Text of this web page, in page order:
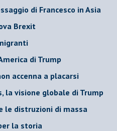
di Francesco in Asia
Brexit
di Trump
accenna a placarsi
la visione globale di Trump
le distruzioni di massa
la storia